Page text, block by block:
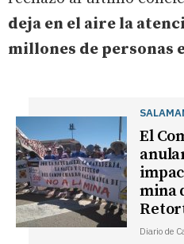
deja en el aire la
millones de personas
El
mina
Diario de